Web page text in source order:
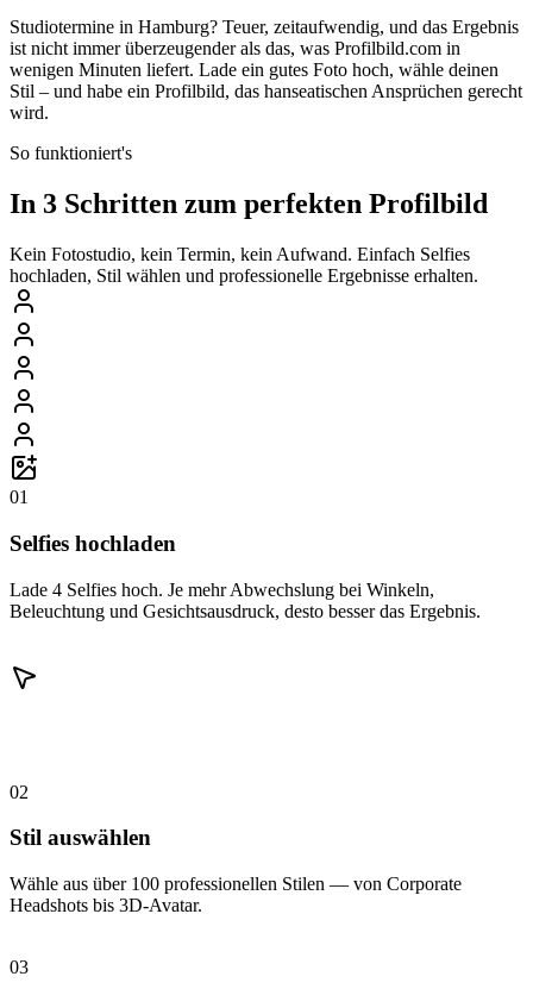
Studiotermine in Hamburg? Teuer, zeitaufwendig, und das Ergebnis
ist nicht immer überzeugender als das, was Profilbild.com in
wenigen Minuten liefert. Lade ein gutes Foto hoch, wähle deinen
Stil – und habe ein Profilbild, das hanseatischen Ansprüchen gerecht
wird.
So funktioniert's
In 3 Schritten zum perfekten Profilbild
Kein Fotostudio, kein Termin, kein Aufwand. Einfach Selfies
hochladen, Stil wählen und professionelle Ergebnisse erhalten.
01
Selfies hochladen
Lade 4 Selfies hoch. Je mehr Abwechslung bei Winkeln,
Beleuchtung und Gesichtsausdruck, desto besser das Ergebnis.
02
Stil auswählen
Wähle aus über 100 professionellen Stilen — von Corporate
Headshots bis 3D-Avatar.
03